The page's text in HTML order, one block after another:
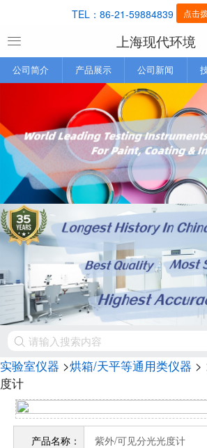
TEL：86-21-59884839 点击
上海现代环境
公司简介 产品展示 公司新闻
实验室仪器 >烘箱/天平等通用类仪器 >
度计
产品名称： 紫外/可见分光光度计